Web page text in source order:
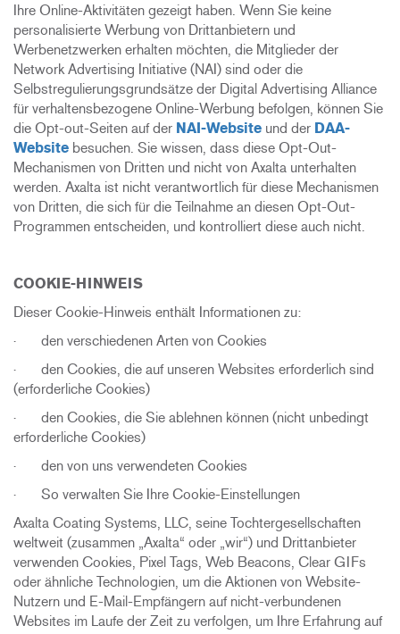
Ihre Online-Aktivitäten gezeigt haben. Wenn Sie keine
personalisierte Werbung von Drittanbietern und
Werbenetzwerken erhalten möchten, die Mitglieder der
Network Advertising Initiative (NAI) sind oder die
Selbstregulierungsgrundsätze der Digital Advertising Alliance
für verhaltensbezogene Online-Werbung befolgen, können Sie
die Opt-out-Seiten auf der NAI-Website und der DAA-
Website besuchen. Sie wissen, dass diese Opt-Out-
Mechanismen von Dritten und nicht von Axalta unterhalten
werden. Axalta ist nicht verantwortlich für diese Mechanismen
von Dritten, die sich für die Teilnahme an diesen Opt-Out-
Programmen entscheiden, und kontrolliert diese auch nicht.
COOKIE-HINWEIS
Dieser Cookie-Hinweis enthält Informationen zu:
· den verschiedenen Arten von Cookies
· den Cookies, die auf unseren Websites erforderlich sind
(erforderliche Cookies)
· den Cookies, die Sie ablehnen können (nicht unbedingt
erforderliche Cookies)
· den von uns verwendeten Cookies
· So verwalten Sie Ihre Cookie-Einstellungen
Axalta Coating Systems, LLC, seine Tochtergesellschaften
weltweit (zusammen „Axalta“ oder „wir“) und Drittanbieter
verwenden Cookies, Pixel Tags, Web Beacons, Clear GIFs
oder ähnliche Technologien, um die Aktionen von Website-
Nutzern und E-Mail-Empfängern auf nicht-verbundenen
Websites im Laufe der Zeit zu verfolgen, um Ihre Erfahrung auf